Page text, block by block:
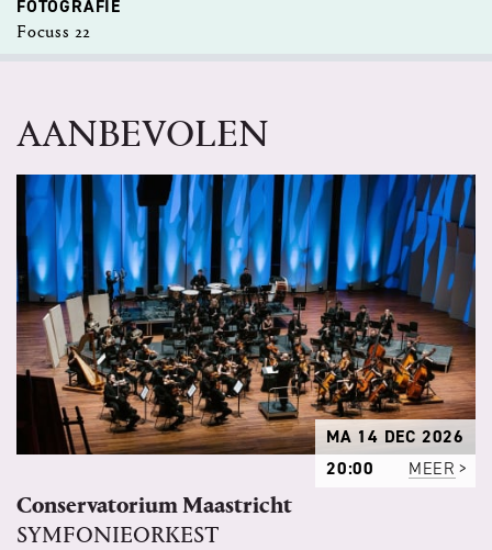
FOTOGRAFIE
Focuss 22
AANBEVOLEN
MA 14 DEC 2026
20:00
MEER
Conservatorium Maastricht
SYMFONIEORKEST